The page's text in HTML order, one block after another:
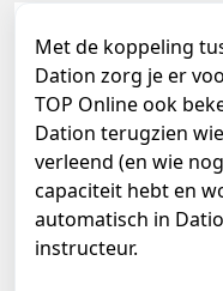
Met de koppeling
Dation zorg je er
TOP Online ook
Dation terugzien
verleend (en wie
capaciteit hebt en
automatisch in
instructeur.